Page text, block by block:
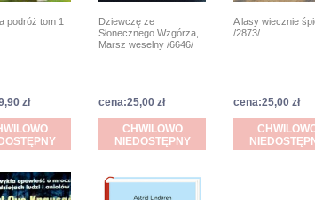
podróż tom 1
zł
Dziewczę ze
Słonecznego Wzgórza,
Marsz weselny /6646/
cena:25,00 zł
CHWILOWO
NIEDOSTĘPNY
A lasy wiecznie
/2873/
cena:25,00 zł